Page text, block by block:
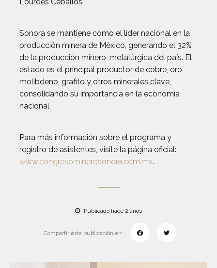
Sonora se mantiene como el líder nacional en la
producción minera de México, generando el 32%
de la producción minero-metalúrgica del país. El
estado es el principal productor de cobre, oro,
molibdeno, grafito y otros minerales clave,
consolidando su importancia en la economía
nacional.
Para más información sobre el programa y
registro de asistentes, visite la página oficial:
www.congresominerosonora.com.mx.
Publicado hace 2 años
Compartir esta publicación en: